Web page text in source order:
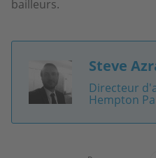
bailleurs.
Image Steve
Directeur
Hempton